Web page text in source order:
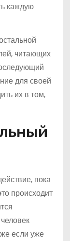
каждую
читающих
для своей
их в том,
пока
происходит
если уже